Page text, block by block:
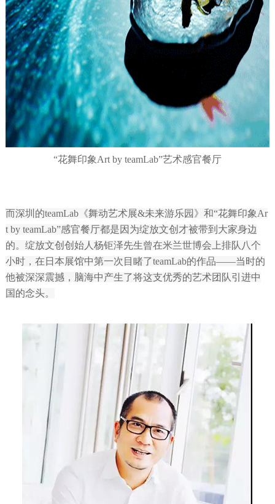
“花舞印象Art by teamLab”艺术感官餐厅
而深圳的teamLab《舞动艺术展&未来游乐园》和“花舞印象Ar
t by teamLab”感官餐厅都是因为绽放文创才被带到大家身边
的。绽放文创创始人杨钜泽先生曾在米兰世博会上排队八个
小时，在日本展馆中第一次目睹了teamLab的作品——当时的
他被深深震撼，脑海中产生了将这支优秀的艺术团队引进中
国的念头。